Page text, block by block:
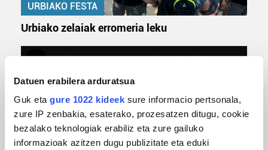
Datuen erabilera arduratsua
Guk eta gure 1022 kideek sure informacio pertsonala,
zure IP zenbakia, esaterako, prozesatzen ditugu, cookie
bezalako teknologiak erabiliz eta zure gailuko
informazioak azitzen dugu publizitate eta eduki
URBIAKO FESTA
Urbiako zelaiak erromeria leku